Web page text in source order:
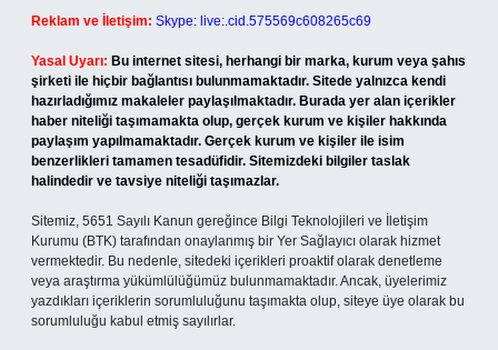
Reklam ve İletişim: Skype: live:.cid.575569c608265c69
Yasal Uyarı: Bu internet sitesi, herhangi bir marka, kurum veya şahıs
şirketi ile hiçbir bağlantısı bulunmamaktadır. Sitede yalnızca kendi
hazırladığımız makaleler paylaşılmaktadır. Burada yer alan içerikler
haber niteliği taşımamakta olup, gerçek kurum ve kişiler hakkında
paylaşım yapılmamaktadır. Gerçek kurum ve kişiler ile isim
benzerlikleri tamamen tesadüfidir. Sitemizdeki bilgiler taslak
halindedir ve tavsiye niteliği taşımazlar.
Sitemiz, 5651 Sayılı Kanun gereğince Bilgi Teknolojileri ve İletişim
Kurumu (BTK) tarafından onaylanmış bir Yer Sağlayıcı olarak hizmet
vermektedir. Bu nedenle, sitedeki içerikleri proaktif olarak denetleme
veya araştırma yükümlülüğümüz bulunmamaktadır. Ancak, üyelerimiz
yazdıkları içeriklerin sorumluluğunu taşımakta olup, siteye üye olarak bu
sorumluluğu kabul etmiş sayılırlar.